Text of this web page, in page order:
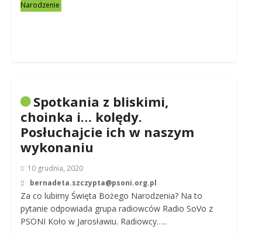
Narodzenie
Spotkania z bliskimi,
choinka i… kolędy.
Posłuchajcie ich w naszym
wykonaniu
10 grudnia, 2020
bernadeta.szczypta@psoni.org.pl
Za co lubimy Święta Bożego Narodzenia? Na to
pytanie odpowiada grupa radiowców Radio SoVo z
PSONI Koło w Jarosławiu. Radiowcy…..